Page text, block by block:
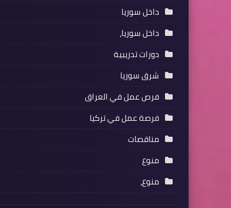
داخل سوريا
داخل سوريا،
دورات تدريبية
شرق سوريا
فرص عمل في العراق
فرصة عمل في تركيا
مناقصات
منوع
منوع،